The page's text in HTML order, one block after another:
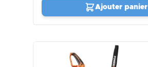
Ajouter panier